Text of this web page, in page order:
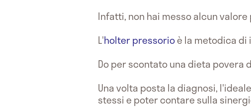
Infatti, non hai messo alcun
L'holter pressorioè la metodica
Do per scontato una dieta povera
Una volta posta la diagnosi,
stessi e poter contare sulla